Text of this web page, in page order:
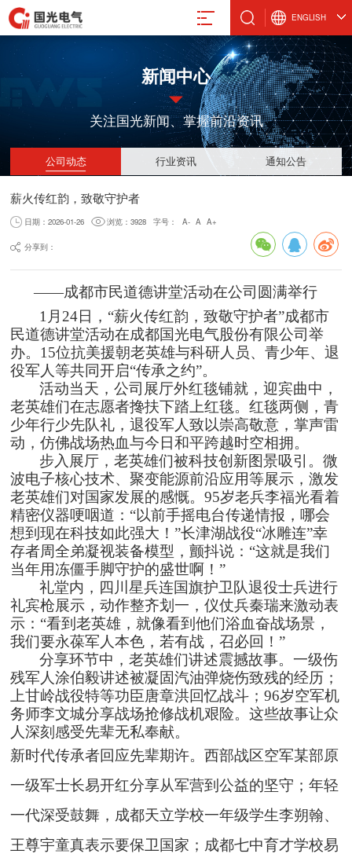
ENGLISH
极制造
真空计
真空应用设备
真空部件
飞机厨房设备
微波设备
封装外壳产品
电抗器
激光治疗仪
激光管激光电源
股份有限公司
88491611
泉驿区星光西路117号
扫一扫，关注我们
新闻中心
关注国光新闻、掌握前沿资讯
公司动态 行业资讯 通知公告
薪火传红韵，致敬守护者
日期：2026-01-26 浏览：3928 字号： A- A A+
分享到：
——成都市民道德讲堂活动在公司圆满举行
1月24日，“薪火传红韵，致敬守护者”成都市
民道德讲堂活动在成都国光电气股份有限公司举
办。15位抗美援朝老英雄与科研人员、青少年、退
役军人等共同开启“传承之约”。
活动当天，公司展厅外红毯铺就，迎宾曲中，
老英雄们在志愿者搀扶下踏上红毯。红毯两侧，青
少年行少先队礼，退役军人致以崇高敬意，掌声雷
动，仿佛战场热血与今日和平跨越时空相拥。
步入展厅，老英雄们被科技创新图景吸引。微
波电子核心技术、聚变能源前沿应用等展示，激发
老英雄们对国家发展的感慨。95岁老兵李福光看着
精密仪器哽咽道：“以前手摇电台传递情报，哪会
想到现在科技如此强大！”长津湖战役“冰雕连”幸
存者周全弟凝视装备模型，颤抖说：“这就是我们
当年用冻僵手脚守护的盛世啊！”
礼堂内，四川星兵连国旗护卫队退役士兵进行
礼宾枪展示，动作整齐划一，仪仗兵秦瑞来激动表
示： “看到老英雄，就像看到他们浴血奋战场景，
我们要永葆军人本色，若有战，召必回！”
分享环节中，老英雄们讲述震撼故事。一级伤
残军人涂伯毅讲述被凝固汽油弹烧伤致残的经历；
上甘岭战役特等功臣唐章洪回忆战斗；96岁空军机
务师李文城分享战场抢修战机艰险。这些故事让众
人深刻感受先辈无私奉献。
新时代传承者回应先辈期许。西部战区空军某部原
一级军士长易开红分享从军营到公益的坚守；年轻
一代深受鼓舞，成都天立学校一年级学生李朔翰、
王尊宇童真表示要保卫国家；成都七中育才学校易